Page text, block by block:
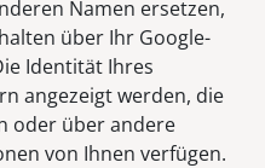
Namen ersetzen,
über Ihr Google-
Identität Ihres
angezeigt werden, die
oder über andere
von Ihnen verfügen.